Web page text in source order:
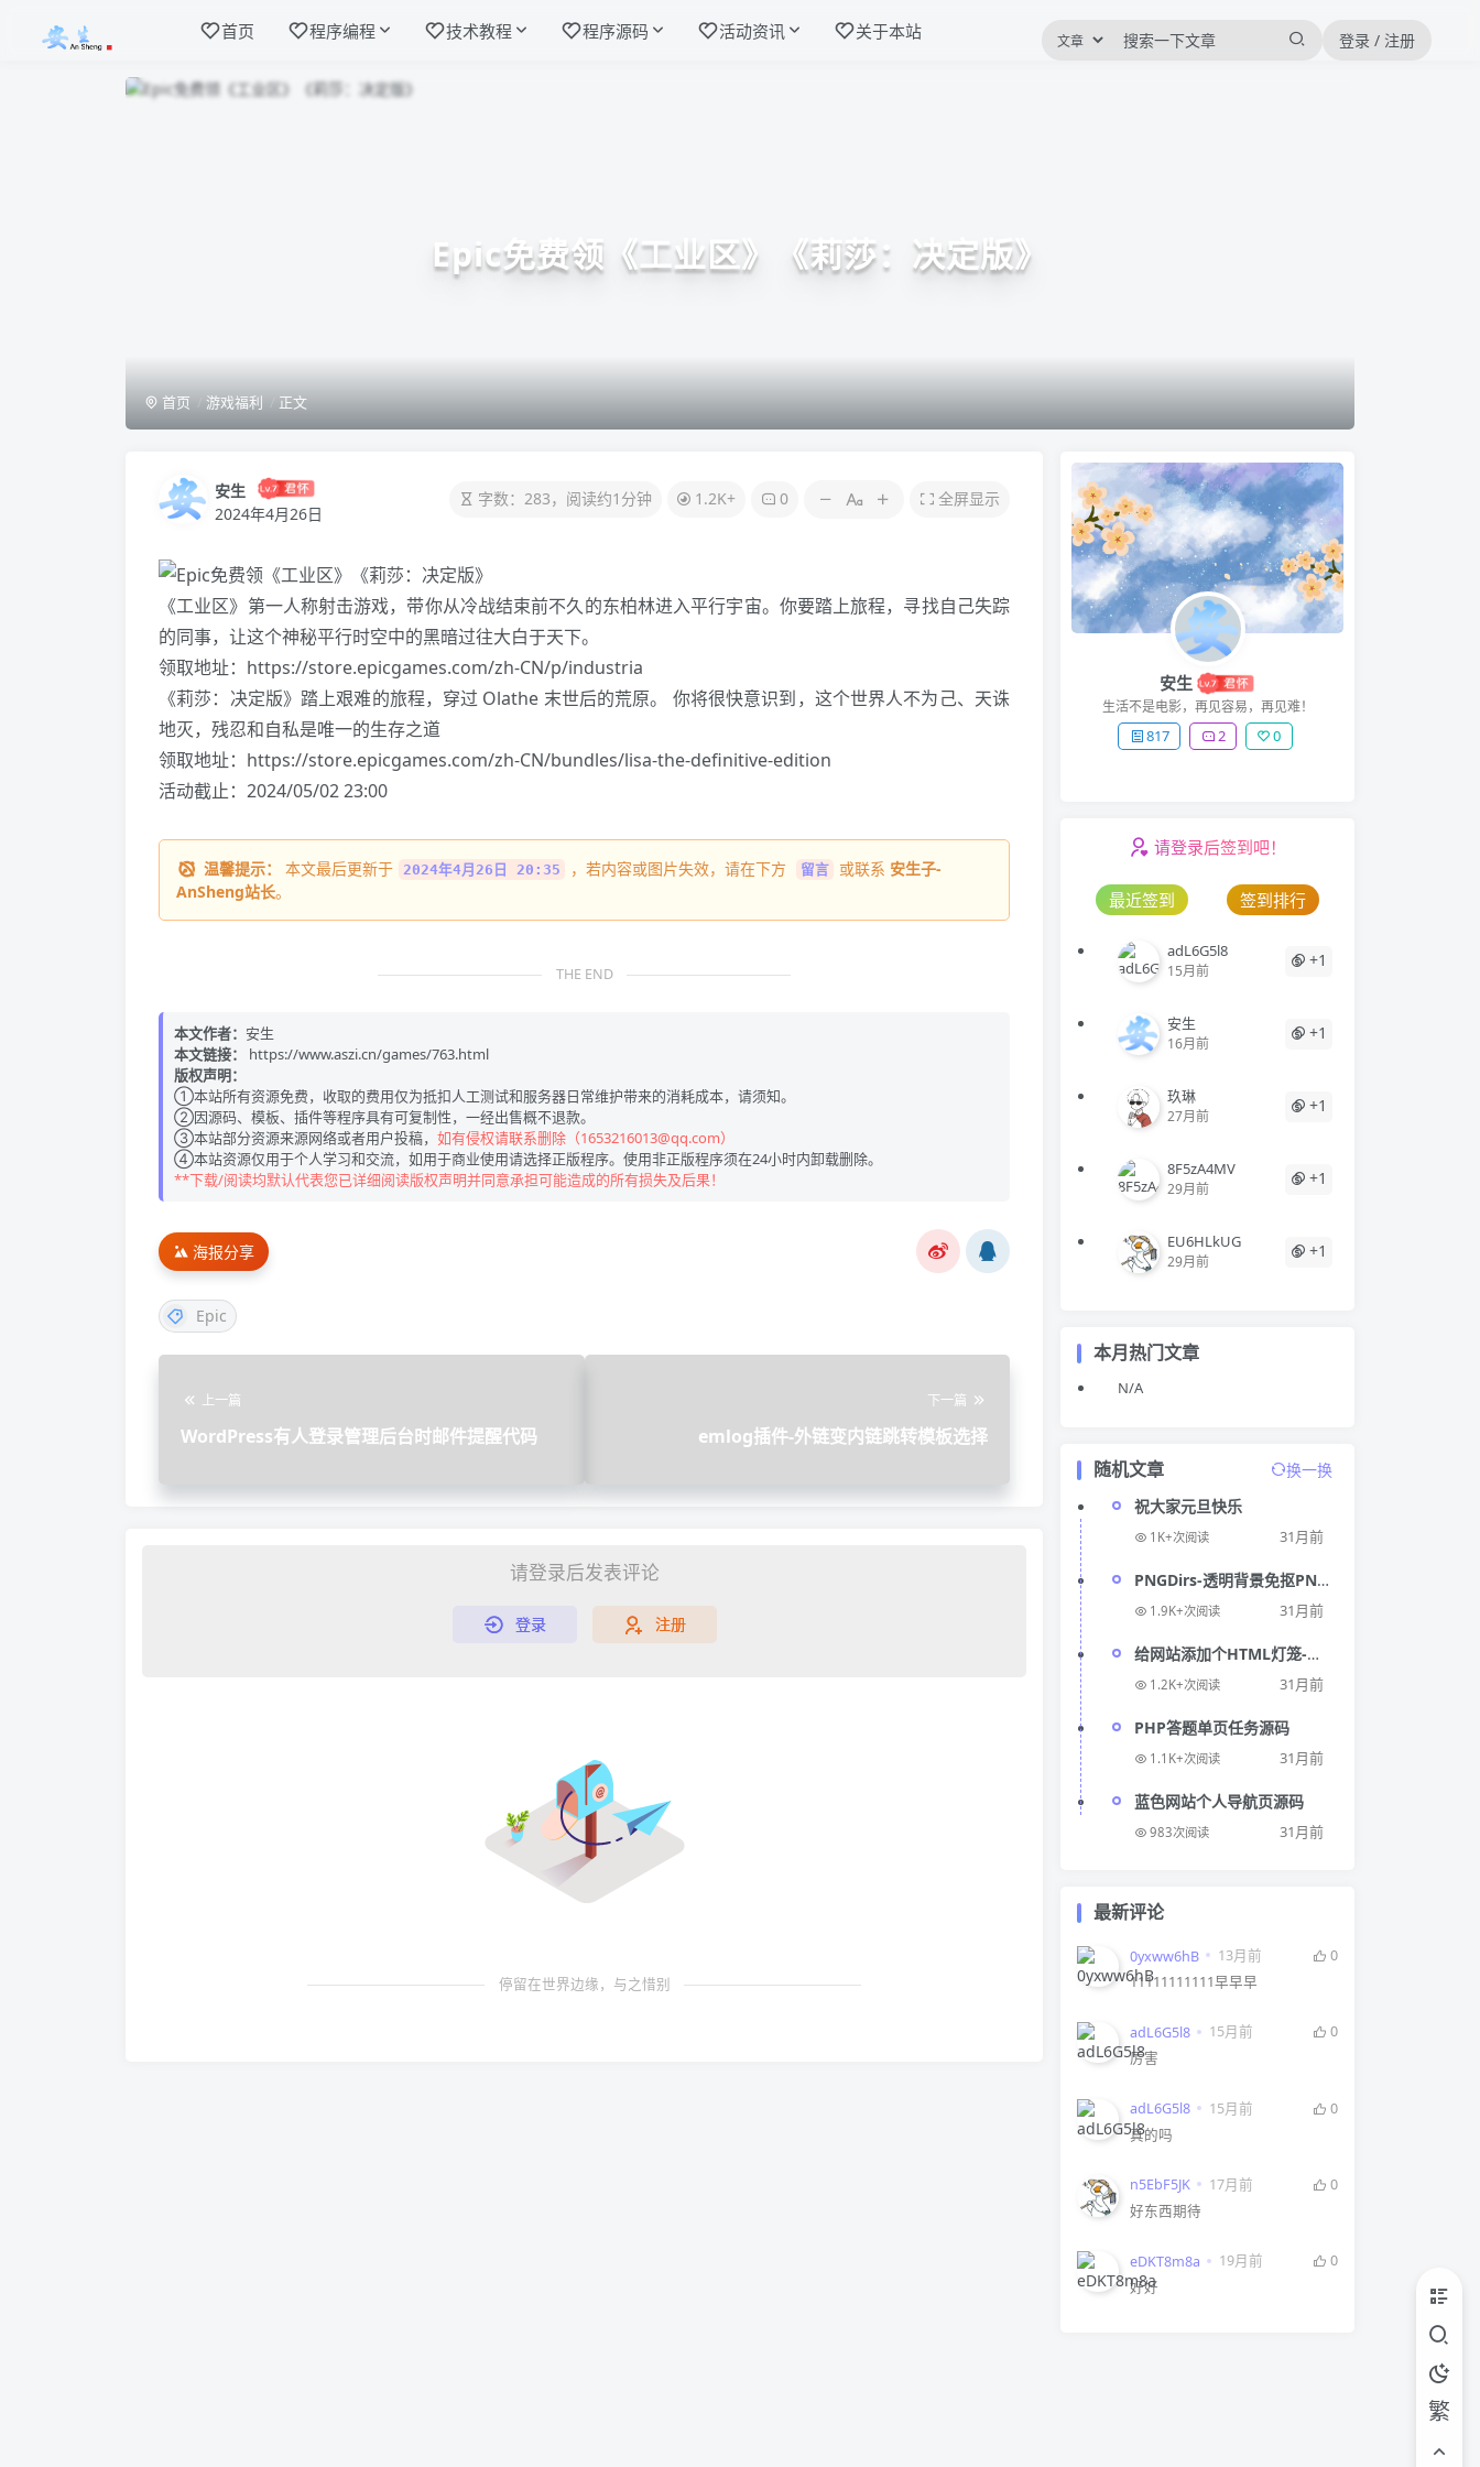
首页 程序编程 技术教程 程序源码 活动资讯 关于本站 登录 / 注册
Epic免费领《工业区》《莉莎：决定版》
首页 游戏福利 正文
安生
2024年4月26日
字数：283，阅读约1分钟 1.2K+ 0 全屏显示
《工业区》第一人称射击游戏，带你从冷战结束前不久的东柏林进入平行宇宙。你要踏上旅程，寻找自己失踪
的同事，让这个神秘平行时空中的黑暗过往大白于天下。
领取地址： https://store.epicgames.com/zh-CN/p/industria
《莉莎：决定版》踏上艰难的旅程，穿过 Olathe 末世后的荒原。 你将很快意识到，这个世界人不为己、天诛
地灭，残忍和自私是唯一的生存之道
领取地址： https://store.epicgames.com/zh-CN/bundles/lisa-the-definitive-edition
活动截止：2024/05/02 23:00
温馨提示： 本文最后更新于 2024年4月26日 20:35 ，若内容或图片失效，请在下方 留言 或联系 安生子-
AnSheng站长。
THE END
本文作者： 安生
本文链接：
https://www.aszi.cn/games/763.html
版权声明：
①本站所有资源免费，收取的费用仅为抵扣人工测试和服务器日常维护带来的消耗成本，请须知。
②因源码、模板、插件等程序具有可复制性，一经出售概不退款。
③本站部分资源来源网络或者用户投稿， 如有侵权请联系删除（1653216013@qq.com）
④本站资源仅用于个人学习和交流，如用于商业使用请选择正版程序。使用非正版程序须在24小时内卸载删除。
**下载/阅读均默认代表您已详细阅读版权声明并同意承担可能造成的所有损失及后果！
海报分享
Epic
上一篇
WordPress有人登录管理后台时邮件提醒代码
下一篇
emlog插件-外链变内链跳转模板选择
请登录后发表评论
登录 注册
停留在世界边缘，与之惜别
安生
生活不是电影，再见容易，再见难！
817 2 0
请登录后签到吧！
最近签到 签到排行
adL6G5l8
15月前
+1
安生
16月前
+1
玖琳
27月前
+1
8F5zA4MV
29月前
+1
EU6HLkUG
29月前
+1
本月热门文章
N/A
随机文章
换一换
祝大家元旦快乐
1K+次阅读 31月前
PNGDirs-透明背景免抠PNG
图片素材免费下载网站
1.9K+次阅读 31月前
给网站添加个HTML灯笼-节
日灯笼代码
1.2K+次阅读 31月前
PHP答题单页任务源码
1.1K+次阅读 31月前
蓝色网站个人导航页源码
983次阅读 31月前
最新评论
0yxww6hB 13月前
0
11111111111早早早
adL6G5l8 15月前
0
厉害
adL6G5l8 15月前
0
真的吗
n5EbF5JK 17月前
0
好东西期待
eDKT8m8a 19月前
0
好好
繁